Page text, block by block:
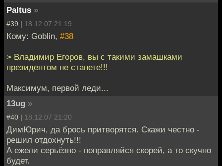
Paltus »
#39 | 18.12.07 21:19
Кому: Goblin, #38
> Владимир Егоров, вы с такими замашками
президентом не станете!!!
Максимум, первой леди...
13ug »
#40 | 18.12.07 21:20
ДимЮрич, да брось притворятся. Скажи честно -
решил отдохнуть!!!
А ежели серьёзно - поправляйся скорей, а то скучно
будет.